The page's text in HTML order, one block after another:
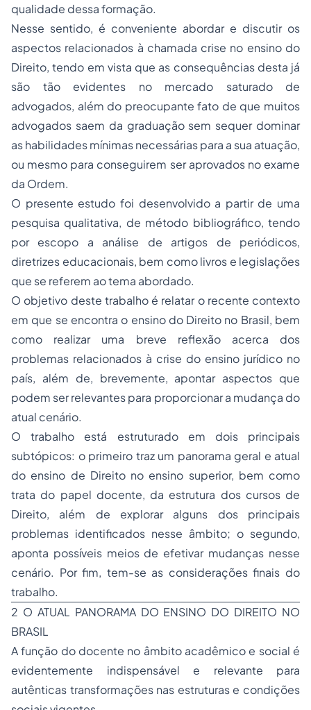
qualidade dessa formação.
Nesse sentido, é conveniente abordar e discutir os
aspectos relacionados à chamada crise no ensino do
Direito, tendo em vista que as consequências desta já
são tão evidentes no mercado saturado de
advogados, além do preocupante fato de que muitos
advogados saem da graduação sem sequer dominar
as habilidades mínimas necessárias para a sua atuação,
ou mesmo para conseguirem ser aprovados no exame
da Ordem.
O presente estudo foi desenvolvido a partir de uma
pesquisa qualitativa, de método bibliográfico, tendo
por escopo a análise de artigos de periódicos,
diretrizes educacionais, bem como livros e legislações
que se referem ao tema abordado.
O objetivo deste trabalho é relatar o recente contexto
em que se encontra o ensino do Direito no Brasil, bem
como realizar uma breve reflexão acerca dos
problemas relacionados à crise do ensino jurídico no
país, além de, brevemente, apontar aspectos que
podem ser relevantes para proporcionar a mudança do
atual cenário.
O trabalho está estruturado em dois principais
subtópicos: o primeiro traz um panorama geral e atual
do ensino de Direito no ensino superior, bem como
trata do papel docente, da estrutura dos cursos de
Direito, além de explorar alguns dos principais
problemas identificados nesse âmbito; o segundo,
aponta possíveis meios de efetivar mudanças nesse
cenário. Por fim, tem-se as considerações finais do
trabalho.
2 O ATUAL PANORAMA DO ENSINO DO DIREITO NO
BRASIL
A função do docente no âmbito acadêmico e social é
evidentemente indispensável e relevante para
autênticas transformações nas estruturas e condições